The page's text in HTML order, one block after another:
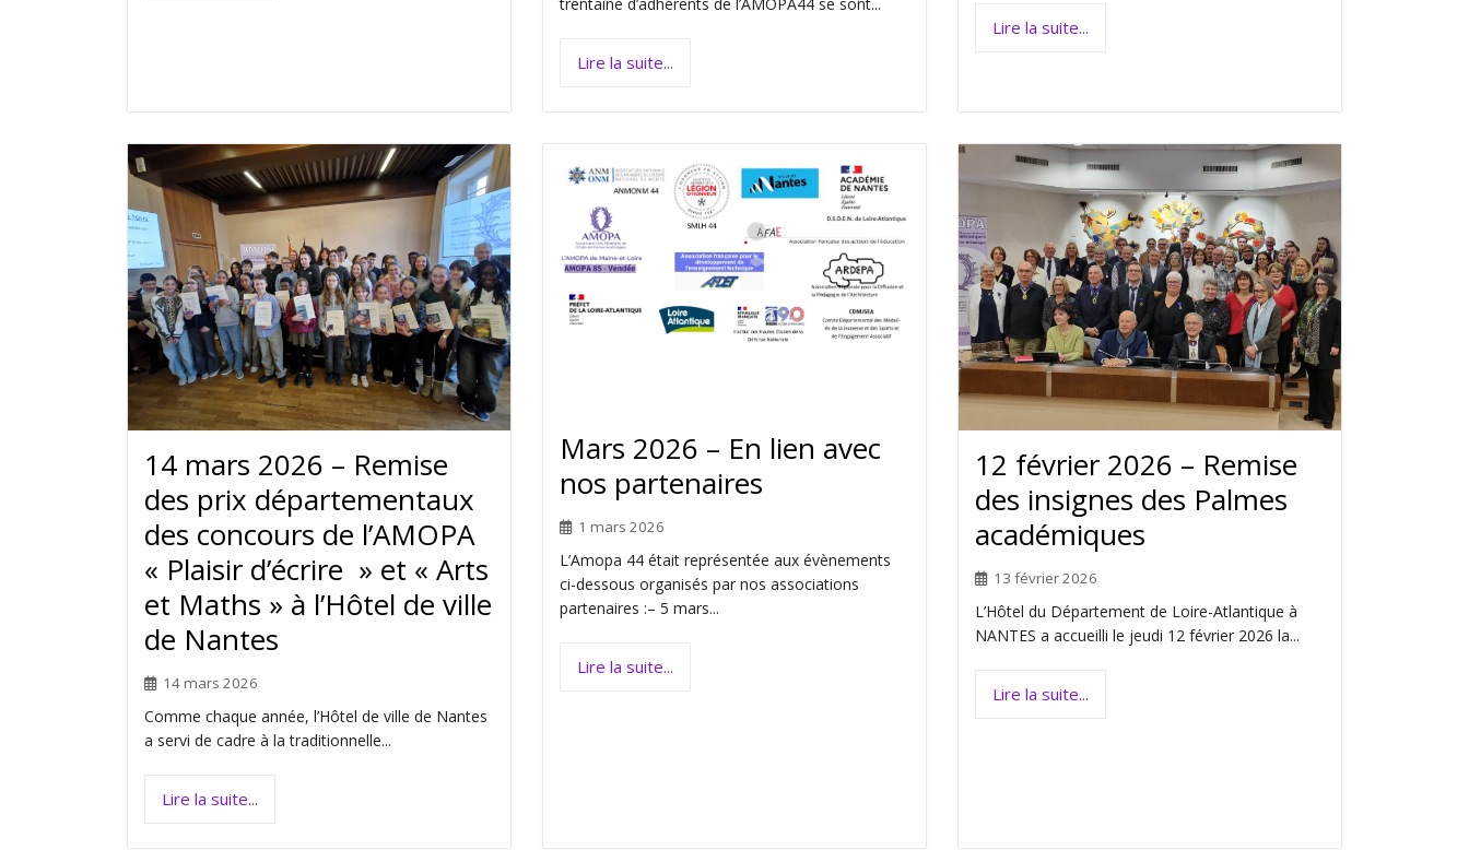
Lire la suite...
Lire la suite...
14 mars 2026 – Remise
des prix départementaux
des concours de l’AMOPA
« Plaisir d’écrire » et « Arts
et Maths » à l’Hôtel de ville
de Nantes
14 mars 2026
Comme chaque année, l’Hôtel de ville de Nantes
a servi de cadre à la traditionnelle...
Lire la suite...
Mars 2026 – En lien avec
nos partenaires
1 mars 2026
L’Amopa 44 était représentée aux évènements
ci-dessous organisés par nos associations
partenaires :– 5 mars...
Lire la suite...
12 février 2026 – Remise
des insignes des Palmes
académiques
13 février 2026
L’Hôtel du Département de Loire-Atlantique à
NANTES a accueilli le jeudi 12 février 2026 la...
Lire la suite...